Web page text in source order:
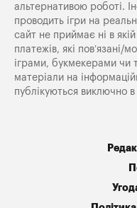
альтернативою роботі.
проводить ігри на
сайт не приймає ні в
платежів, які пов’язані/
іграми, букмекерами чи
матеріали на
публікуються виключно